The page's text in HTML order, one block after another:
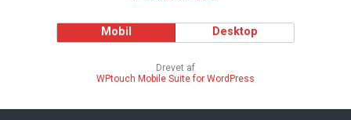
Mobil Desktop
Drevet af
WPtouch Mobile Suite for WordPress